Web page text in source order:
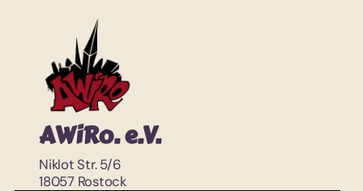
AWiRo. e.V.
Niklot Str. 5/6
18057 Rostock